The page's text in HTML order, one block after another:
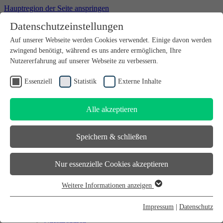
Hauptregion der Seite anspringen
Willkommen bei futureSAX - der Innovationsplattform des
Freistaates Sachsen.
Suchfeld
DE
Sächsisches Start-up-Partner-Netzwerk
Sächsisches Gründerforum
Datenschutzeinstellungen
Auf unserer Webseite werden Cookies verwendet. Einige davon werden
zwingend benötigt, während es uns andere ermöglichen, Ihre
Nutzererfahrung auf unserer Webseite zu verbessern.
Essenziell Statistik Externe Inhalte
Alle akzeptieren
Speichern & schließen
Nur essenzielle Cookies akzeptieren
Essenzielle Cookies werden für grundlegende Funktionen der
Weitere Informationen anzeigen
Impressum Datenschutz